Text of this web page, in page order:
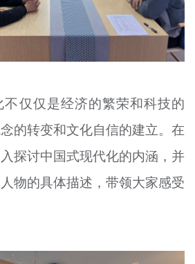
不仅仅是经济的繁荣和科技的
的转变和文化自信的建立。在
探讨中国式现代化的内涵，并
物的具体描述，带领大家感受